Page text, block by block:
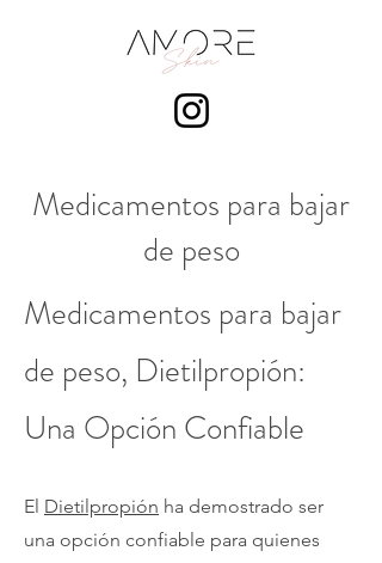
Medicamentos para bajar
de peso
Medicamentos para bajar
de peso, Dietilpropión:
Una Opción Confiable
El Dietilpropión ha demostrado ser
una opción confiable para quienes